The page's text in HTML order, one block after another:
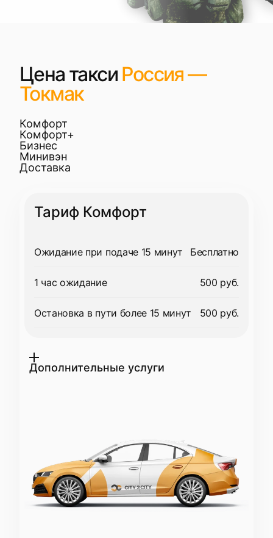
Цена такси Россия —
Токмак
Комфорт
Комфорт+
Бизнес
Минивэн
Доставка
Тариф Комфорт
Ожидание при подаче 15 минут Бесплатно
1 час ожидание 500 руб.
Остановка в пути более 15 минут 500 руб.
Дополнительные услуги